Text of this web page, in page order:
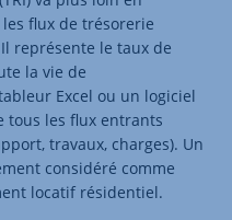
flux de trésorerie
représente le taux de
la vie de
Excel ou un logiciel
tous les flux entrants
travaux, charges). Un
considéré comme
locatif résidentiel.